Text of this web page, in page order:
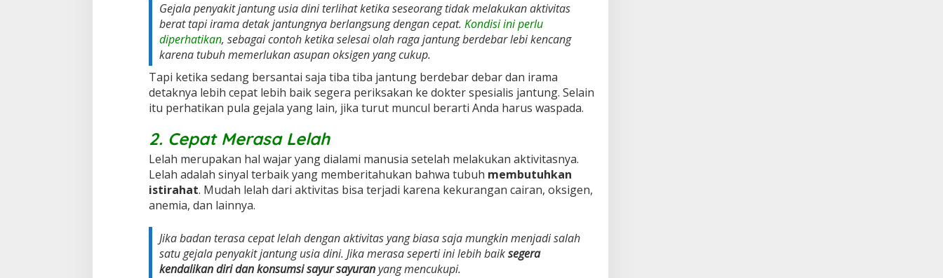
Gejala penyakit jantung usia dini terlihat ketika seseorang tidak melakukan aktivitas
berat tapi irama detak jantungnya berlangsung dengan cepat. Kondisi ini perlu
diperhatikan, sebagai contoh ketika selesai olah raga jantung berdebar lebi kencang
karena tubuh memerlukan asupan oksigen yang cukup.
Tapi ketika sedang bersantai saja tiba tiba jantung berdebar debar dan irama
detaknya lebih cepat lebih baik segera periksakan ke dokter spesialis jantung. Selain
itu perhatikan pula gejala yang lain, jika turut muncul berarti Anda harus waspada.
2. Cepat Merasa Lelah
Lelah merupakan hal wajar yang dialami manusia setelah melakukan aktivitasnya.
Lelah adalah sinyal terbaik yang memberitahukan bahwa tubuh membutuhkan
istirahat. Mudah lelah dari aktivitas bisa terjadi karena kekurangan cairan, oksigen,
anemia, dan lainnya.
Jika badan terasa cepat lelah dengan aktivitas yang biasa saja mungkin menjadi salah
satu gejala penyakit jantung usia dini. Jika merasa seperti ini lebih baiksegera
kendalikan diri dan konsumsi sayur sayuranyang mencukupi.